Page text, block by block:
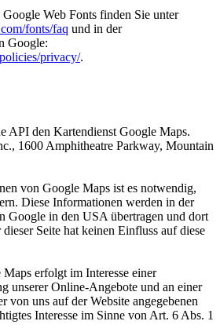
Web Fonts finden Sie unter
fonts/faq und in der
Google:
privacy/.
API den Kartendienst Google Maps.
1600 Amphitheatre Parkway, Mountain
von Google Maps ist es notwendig,
Diese Informationen werden in der
Google in den USA übertragen und dort
Seite hat keinen Einfluss auf diese
erfolgt im Interesse einer
unserer Online-Angebote und an einer
von uns auf der Website angegebenen
Interesse im Sinne von Art. 6 Abs. 1